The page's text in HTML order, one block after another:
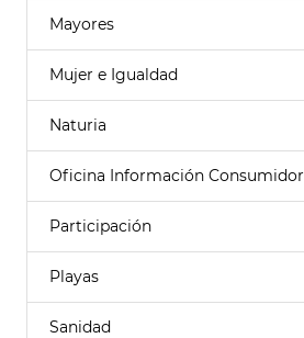
Mayores
Mujer e Igualdad
Naturia
Oficina Información Consumidor
Participación
Playas
Sanidad